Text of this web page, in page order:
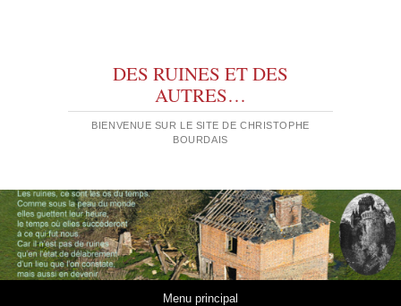
DES RUINES ET DES
AUTRES…
BIENVENUE SUR LE SITE DE CHRISTOPHE
BOURDAIS
Menu principal